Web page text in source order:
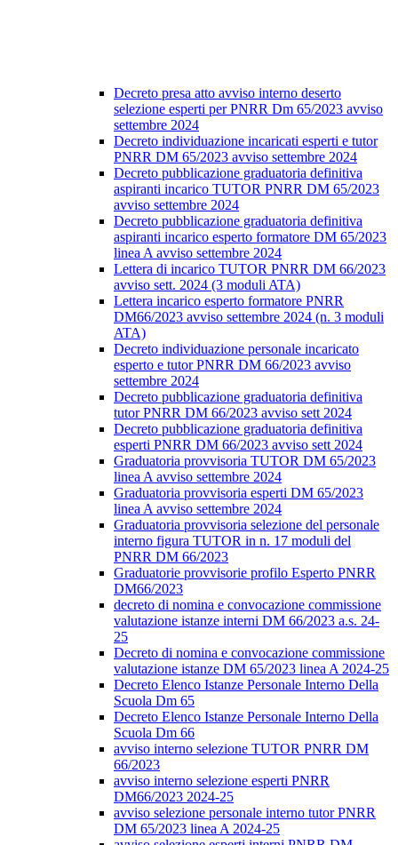
Decreto presa atto avviso interno deserto
selezione esperti per PNRR Dm 65/2023 avviso
settembre 2024
Decreto individuazione incaricati esperti e tutor
PNRR DM 65/2023 avviso settembre 2024
Decreto pubblicazione graduatoria definitiva
aspiranti incarico TUTOR PNRR DM 65/2023
avviso settembre 2024
Decreto pubblicazione graduatoria definitiva
aspiranti incarico esperto formatore DM 65/2023
linea A avviso settembre 2024
Lettera di incarico TUTOR PNRR DM 66/2023
avviso sett. 2024 (3 moduli ATA)
Lettera incarico esperto formatore PNRR
DM66/2023 avviso settembre 2024 (n. 3 moduli
ATA)
Decreto individuazione personale incaricato
esperto e tutor PNRR DM 66/2023 avviso
settembre 2024
Decreto pubblicazione graduatoria definitiva
tutor PNRR DM 66/2023 avviso sett 2024
Decreto pubblicazione graduatoria definitiva
esperti PNRR DM 66/2023 avviso sett 2024
Graduatoria provvisoria TUTOR DM 65/2023
linea A avviso settembre 2024
Graduatoria provvisoria esperti DM 65/2023
linea A avviso settembre 2024
Graduatoria provvisoria selezione del personale
interno figura TUTOR in n. 17 moduli del
PNRR DM 66/2023
Graduatorie provvisorie profilo Esperto PNRR
DM66/2023
decreto di nomina e convocazione commissione
valutazione istanze interni DM 66/2023 a.s. 24-
25
Decreto di nomina e convocazione commissione
valutazione istanze DM 65/2023 linea A 2024-25
Decreto Elenco Istanze Personale Interno Della
Scuola Dm 65
Decreto Elenco Istanze Personale Interno Della
Scuola Dm 66
avviso interno selezione TUTOR PNRR DM
66/2023
avviso interno selezione esperti PNRR
DM66/2023 2024-25
avviso selezione personale interno tutor PNRR
DM 65/2023 linea A 2024-25